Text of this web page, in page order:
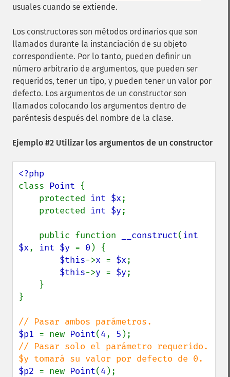
usuales cuando se extiende.
Los constructores son métodos ordinarios que son
llamados durante la instanciación de su objeto
correspondiente. Por lo tanto, pueden definir un
número arbitrario de argumentos, que pueden ser
requeridos, tener un tipo, y pueden tener un valor por
defecto. Los argumentos de un constructor son
llamados colocando los argumentos dentro de
paréntesis después del nombre de la clase.
Ejemplo #2 Utilizar los argumentos de un constructor
class Point {
    protected
int $x;
    protected
int $y;
    public function
__construct( int
$x, int $y = 0 ) {
$this->x = $x;
$this->y = $y;
}
$p1 = new Point(4, 5
// Pasar solo el parámetro requerido.
$p2 = new Point(4